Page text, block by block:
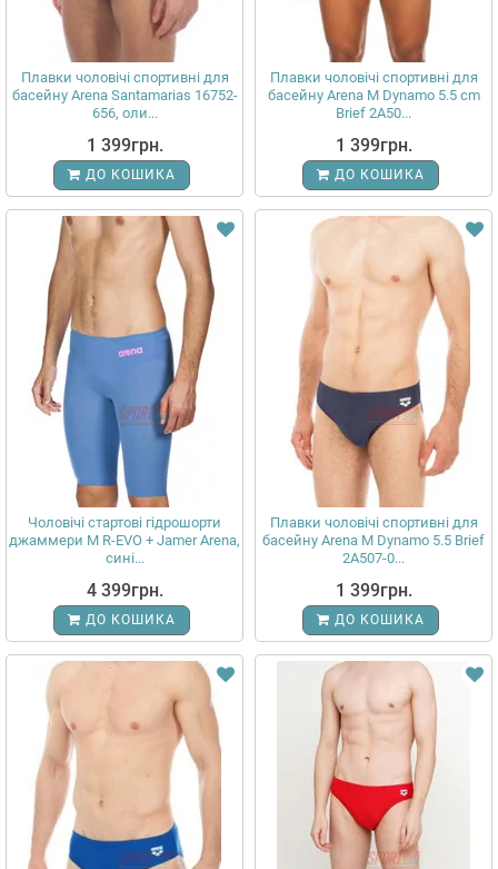
Плавки чоловічі спортивні для
басейну Arena Santamarias 16752-
656, оли...
1 399грн.
ДО КОШИКА
Плавки чоловічі спортивні для
басейну Arena M Dynamo 5.5 cm
Brief 2A50...
1 399грн.
ДО КОШИКА
Чоловічі стартові гідрошорти
джаммери M R-EVO + Jamer Arena,
сині...
4 399грн.
ДО КОШИКА
Плавки чоловічі спортивні для
басейну Arena M Dynamo 5.5 Brief
2A507-0...
1 399грн.
ДО КОШИКА